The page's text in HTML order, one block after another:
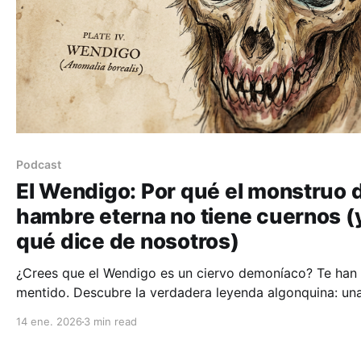
Podcast
El Wendigo: Por qué el monstruo
hambre eterna no tiene cuernos
qué dice de nosotros)
¿Crees que el Wendigo es un ciervo demoníaco? Te han
mentido. Descubre la verdadera leyenda algonquina:
14 ene. 2026 3 min read